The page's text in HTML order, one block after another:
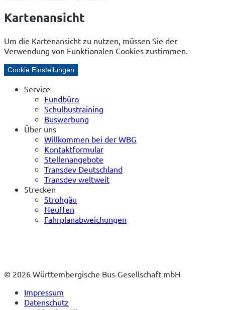
Kartenansicht
Um die Kartenansicht zu nutzen, müssen Sie der
Verwendung von Funktionalen Cookies zustimmen.
Cookie Einstellungen
Service
Fundbüro
Schulbustraining
Buswerbung
Über uns
Willkommen bei der WBG
Kontaktformular
Stellenangebote
Transdev Deutschland
Transdev weltweit
Strecken
Strohgäu
Neuffen
Fahrplanabweichungen
© 2026 Württembergische Bus-Gesellschaft mbH
Impressum
Datenschutz